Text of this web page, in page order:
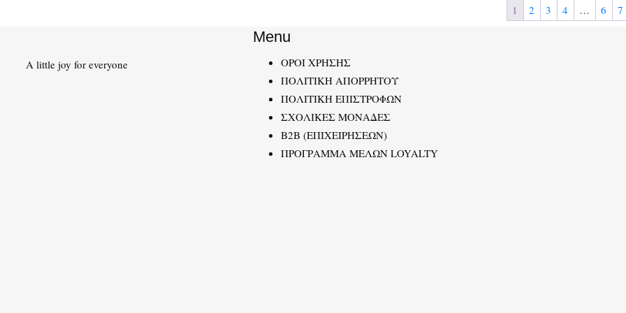
1 2 3 4 … 6 7
A little joy for everyone
Menu
ΟΡΟΙ ΧΡΗΣΗΣ
ΠΟΛΙΤΙΚΗ ΑΠΟΡΡΗΤΟΥ
ΠΟΛΙΤΙΚΗ ΕΠΙΣΤΡΟΦΩΝ
ΣΧΟΛΙΚΕΣ ΜΟΝΑΔΕΣ
B2B (ΕΠΙΧΕΙΡΗΣΕΩΝ)
ΠΡΟΓΡΑΜΜΑ ΜΕΛΩΝ LOYALTY